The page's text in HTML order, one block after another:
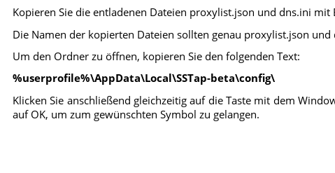
Kopieren Sie die entladenen Dateien proxylist.json und dns.ini mit
Die Namen der kopierten Dateien sollten genau proxylist.json und
Um den Ordner zu öffnen, kopieren Sie den folgenden Text:
%userprofile%\AppData\Local\SSTap-beta\config\
Klicken Sie anschließend gleichzeitig auf die Taste mit dem
auf OK, um zum gewünschten Symbol zu gelangen.